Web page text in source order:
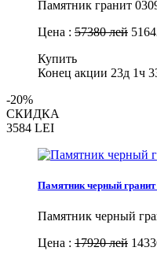
Памятник гранит
Цена : 57380 лей
Купить
Конец акции 23д 1ч
-20%
СКИДКА
3584 LEI
Памятник черный гранит
Памятник черный
Цена : 17920 лей